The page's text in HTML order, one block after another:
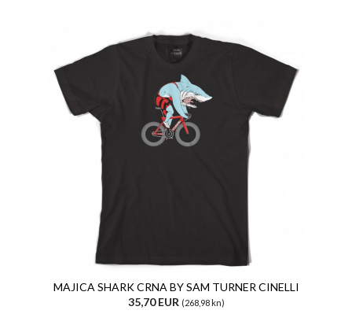
MAJICA SHARK CRNA BY SAM TURNER CINELLI
35,70 EUR (268,98 kn)